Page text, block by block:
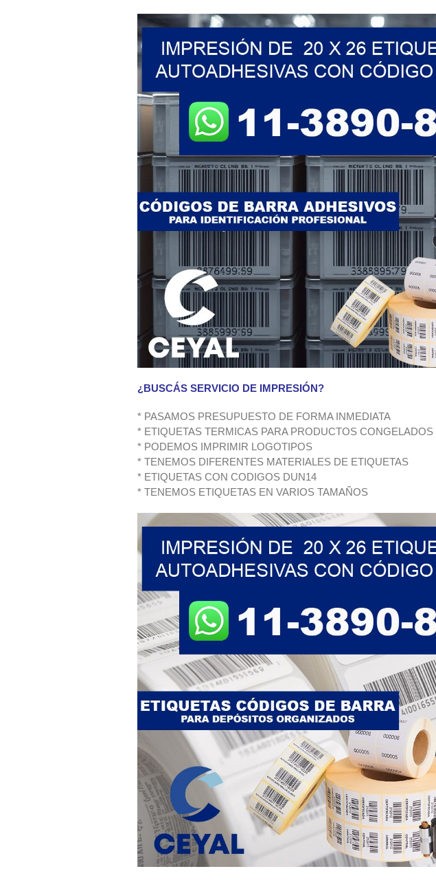
¿BUSCÁS SERVICIO DE IMPRESIÓN?
* PASAMOS PRESUPUESTO DE FORMA INMEDIATA
* ETIQUETAS TERMICAS PARA PRODUCTOS CONGELADOS
* PODEMOS IMPRIMIR LOGOTIPOS
* TENEMOS DIFERENTES MATERIALES DE ETIQUETAS
* ETIQUETAS CON CODIGOS DUN14
* TENEMOS ETIQUETAS EN VARIOS TAMAÑOS